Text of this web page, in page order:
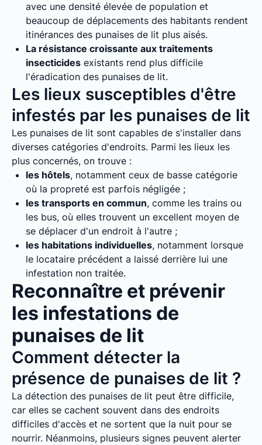
avec une densité élevée de population et
beaucoup de déplacements des habitants rendent
itinérances des punaises de lit plus aisés.
La résistance croissante aux traitements
insecticides existants rend plus difficile
l'éradication des punaises de lit.
Les lieux susceptibles d'être
infestés par les punaises de lit
Les punaises de lit sont capables de s'installer dans
diverses catégories d'endroits. Parmi les lieux les
plus concernés, on trouve :
les hôtels, notamment ceux de basse catégorie
où la propreté est parfois négligée ;
les transports en commun, comme les trains ou
les bus, où elles trouvent un excellent moyen de
se déplacer d'un endroit à l'autre ;
les habitations individuelles, notamment lorsque
le locataire précédent a laissé derrière lui une
infestation non traitée.
Reconnaître et prévenir
les infestations de
punaises de lit
Comment détecter la
présence de punaises de lit ?
La détection des punaises de lit peut être difficile,
car elles se cachent souvent dans des endroits
difficiles d'accès et ne sortent que la nuit pour se
nourrir. Néanmoins, plusieurs signes peuvent alerter